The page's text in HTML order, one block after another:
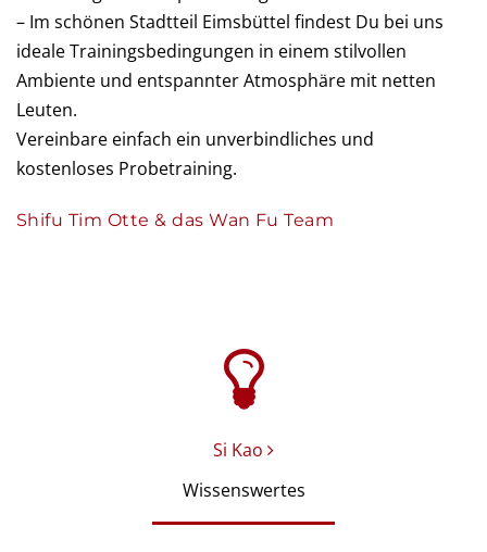
– Im schönen Stadtteil Eimsbüttel findest Du bei uns
ideale Trainingsbedingungen in einem stilvollen
Ambiente und entspannter Atmosphäre mit netten
Leuten.
Vereinbare einfach ein unverbindliches und
kostenloses Probetraining.
Shifu Tim Otte & das Wan Fu Team
Si Kao
Wissenswertes